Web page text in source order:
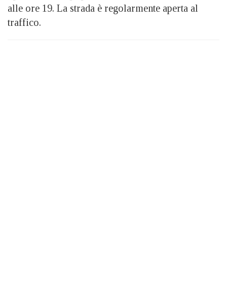
alle ore 19. La strada è regolarmente aperta al
traffico.